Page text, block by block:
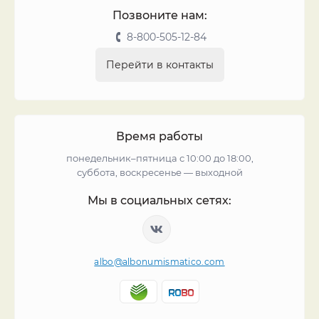
Позвоните нам:
8-800-505-12-84
Перейти в контакты
Время работы
понедельник–пятница с 10:00 до 18:00,
суббота, воскресенье — выходной
Мы в социальных сетях:
albo@albonumismatico.com